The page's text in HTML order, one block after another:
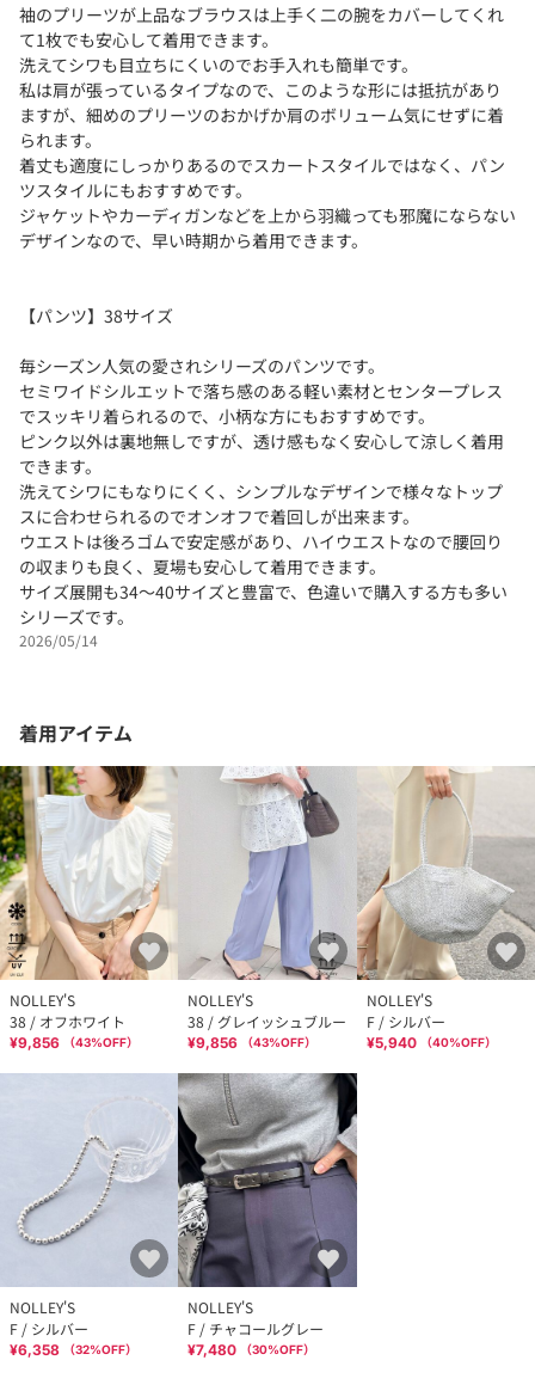
袖のプリーツが上品なブラウスは上手く二の腕をカバーしてくれ
て1枚でも安心して着用できます。
洗えてシワも目立ちにくいのでお手入れも簡単です。
私は肩が張っているタイプなので、このような形には抵抗があり
ますが、細めのプリーツのおかげか肩のボリューム気にせずに着
られます。
着丈も適度にしっかりあるのでスカートスタイルではなく、パン
ツスタイルにもおすすめです。
ジャケットやカーディガンなどを上から羽織っても邪魔にならない
デザインなので、早い時期から着用できます。
【パンツ】38サイズ
毎シーズン人気の愛されシリーズのパンツです。
セミワイドシルエットで落ち感のある軽い素材とセンタープレス
でスッキリ着られるので、小柄な方にもおすすめです。
ピンク以外は裏地無しですが、透け感もなく安心して涼しく着用
できます。
洗えてシワにもなりにくく、シンプルなデザインで様々なトップ
スに合わせられるのでオンオフで着回しが出来ます。
ウエストは後ろゴムで安定感があり、ハイウエストなので腰回り
の収まりも良く、夏場も安心して着用できます。
サイズ展開も34〜40サイズと豊富で、色違いで購入する方も多い
シリーズです。
2026/05/14
着用アイテム
NOLLEY'S
38 / オフホワイト
¥9,856 （43%OFF）
NOLLEY'S
38 / グレイッシュブルー
¥9,856 （43%OFF）
NOLLEY'S
F / シルバー
¥5,940 （40%OFF）
NOLLEY'S
F / シルバー
¥6,358 （32%OFF）
NOLLEY'S
F / チャコールグレー
¥7,480 （30%OFF）